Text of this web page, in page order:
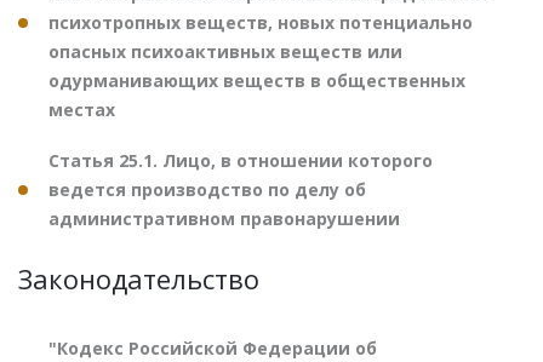
психотропных веществ, новых потенциально
опасных психоактивных веществ или
одурманивающих веществ в общественных
местах
Статья 25.1. Лицо, в отношении которого
ведется производство по делу об
административном правонарушении
Законодательство
"Кодекс Российской Федерации об